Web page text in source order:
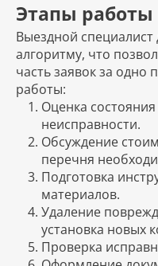
Этапы
Выездной
алгоритму, что
часть заявок за
работы:
Оценка
неисправности.
Обсуждение
перечня
Подготовка
материалов.
Удаление
установка новых
Проверка